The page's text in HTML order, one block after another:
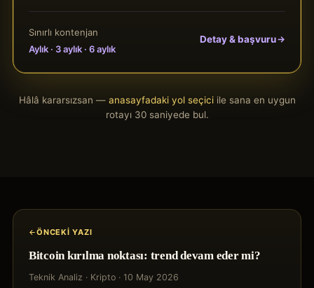
Sınırlı kontenjan
Aylık · 3 aylık · 6 aylık
Detay & başvuru
Hâlâ kararsızsan — anasayfadaki yol seçiciile sana en uygun
rotayı 30 saniyede bul.
ÖNCEKI YAZI
Bitcoin kırılma noktası: trend devam eder mi?
Teknik Analiz · Kripto · 10 May 2026